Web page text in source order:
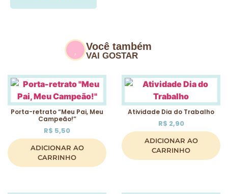
Você também
VAI GOSTAR
Porta-retrato “Meu Pai, Meu
Campeão!”
R$ 5,50
ADICIONAR AO
CARRINHO
Atividade Dia do Trabalho
R$ 2,90
ADICIONAR AO
CARRINHO